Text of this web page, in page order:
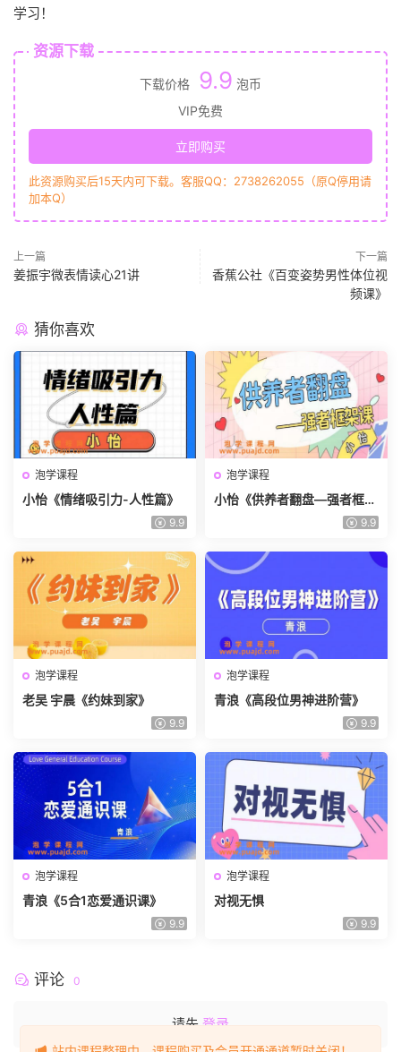
学习！
资源下载
下载价格 9.9 泡币
VIP免费
立即购买
此资源购买后15天内可下载。客服QQ：2738262055（原Q停用请
加本Q）
上一篇
姜振宇微表情读心21讲
下一篇
香蕉公社《百变姿势男性体位视
频课》
猜你喜欢
泡学课程
小怡《情绪吸引力-人性篇》
9.9
泡学课程
小怡《供养者翻盘—强者框架
9.9
泡学课程
老吴 宇晨《约妹到家》
9.9
泡学课程
青浪《高段位男神进阶营》
9.9
泡学课程
青浪《5合1恋爱通识课》
9.9
泡学课程
对视无惧
9.9
评论 0
请先登录